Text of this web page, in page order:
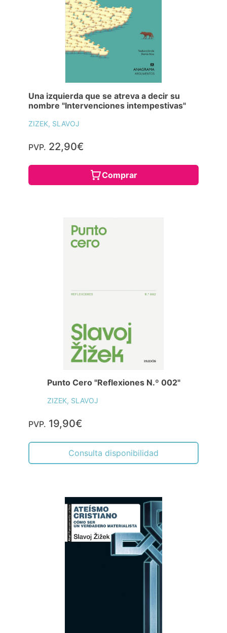
Una izquierda que se atreva a decir su
nombre "Intervenciones intempestivas"
ZIZEK, SLAVOJ
PVP. 22,90€
Comprar
Punto Cero "Reflexiones N.º 002"
ZIZEK, SLAVOJ
PVP. 19,90€
Consulta disponibilidad